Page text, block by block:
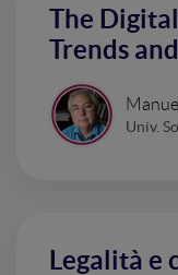
The
Trends
Univ.
Legalità e